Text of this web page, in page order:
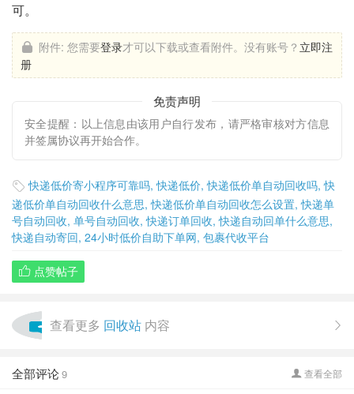
可。
附件: 您需要登录才可以下载或查看附件。没有账号？ 立即注
册
免责声明
安全提醒：以上信息由该用户自行发布，请严格审核对方信息
并签属协议再开始合作。
 快递低价寄小程序可靠吗,快递低价,快递低价单自动回收吗,快
递低价单自动回收什么意思,快递低价单自动回收怎么设置,快递单
号自动回收, 单号自动回收,快递订单回收,快递自动回单什么意思,
快递自动寄回, 24小时低价自助下单网, 包裹代收平台
 点赞帖子
查看更多 回收站 内容 
 查看全部
全部评论9